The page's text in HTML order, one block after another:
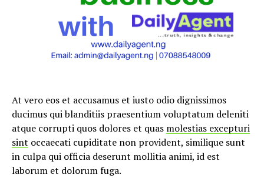
At vero eos et accusamus et iusto odio dignissimos
ducimus qui blanditiis praesentium voluptatum deleniti
atque corrupti quos dolores et quas molestias excepturi
sint occaecati cupiditate non provident, similique sunt
in culpa qui officia deserunt mollitia animi, id est
laborum et dolorum fuga.